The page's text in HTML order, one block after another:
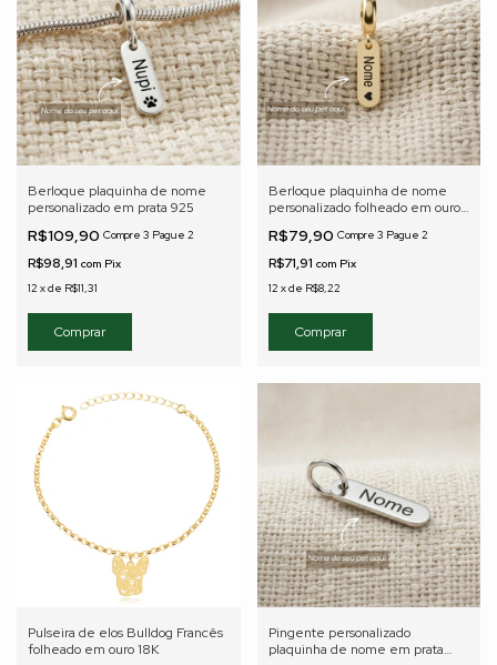
Berloque plaquinha de nome
personalizado em prata 925
R$109,90 Compre 3 Pague 2
R$98,91 com Pix
12 xde R$11,31
Berloque plaquinha de nome
personalizado folheado em ouro
R$79,90 Compre 3 Pague 2
R$71,91 com Pix
12 xde R$8,22
Pulseira de elos Bulldog Francês
folheado em ouro 18K
Pingente personalizado
plaquinha de nome em prata